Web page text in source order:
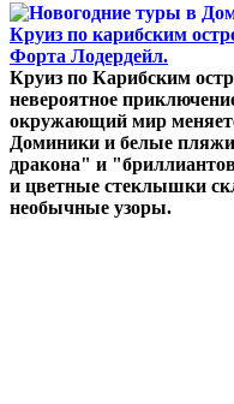
Круиз по карибским
Форта Лодердейл.
Круиз по Карибским
невероятное
окружающий мир
Доминики и белые
дракона" и
и цветные стеклышки
необычные узоры.